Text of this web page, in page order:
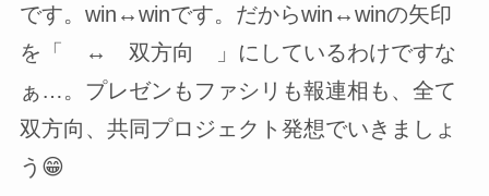
です。win↔winです。だからwin↔winの矢印
を「 ↔ 双方向 」にしているわけですな
ぁ…。プレゼンもファシリも報連相も、全て
双方向、共同プロジェクト発想でいきましょ
う😁